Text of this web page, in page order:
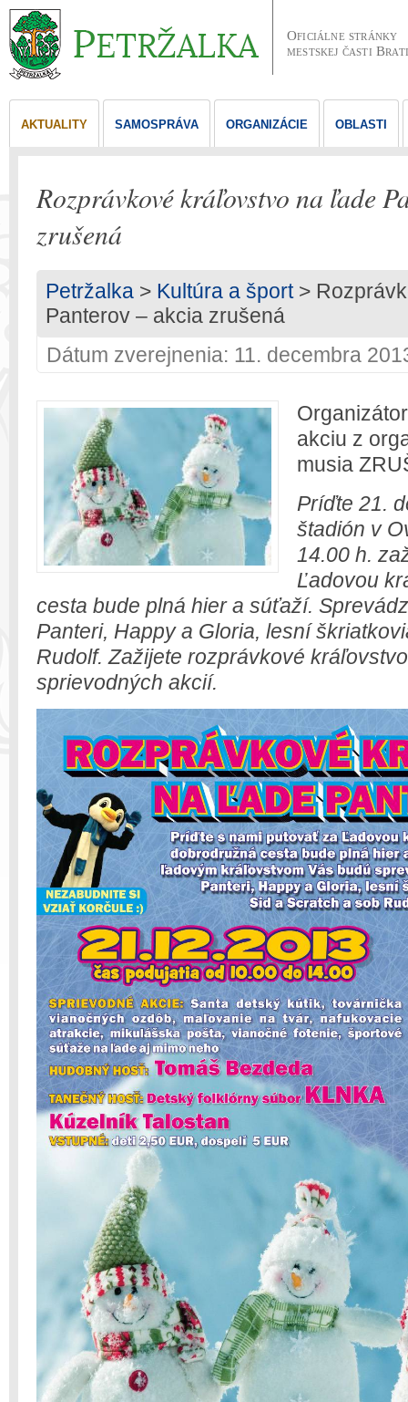
Oficiálne stránky
mestskej časti
AKTUALITY SAMOSPRÁVA ORGANIZÁCIE OBLASTI
Rozprávkové kráľovstvo na ľade
zrušená
Petržalka > Kultúra a šport>
Panterov – akcia zrušená
Dátum zverejnenia: 11. decembra
akciu z
musia
Príďte 21.
štadión v
14.00 h.
Ľadovou
cesta bude plná hier a súťaží.
Panteri, Happy a Gloria, lesní
Rudolf. Zažijete rozprávkové
sprievodných akcií.